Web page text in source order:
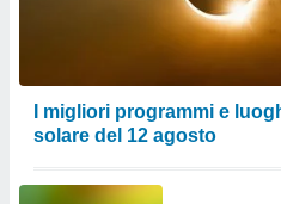
I migliori programmi e
solare del 12 agosto